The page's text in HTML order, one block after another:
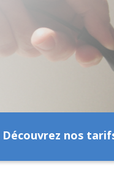
Découvrez nos